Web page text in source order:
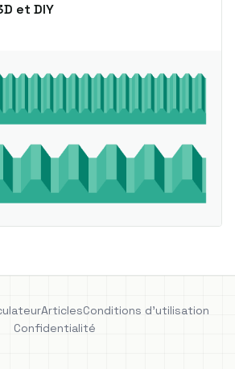
et DIY
ArticlesConditions d'utilisation
Confidentialité